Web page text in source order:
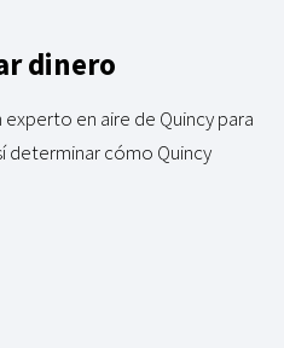
dinero
en aire de Quincy para
determinar cómo Quincy